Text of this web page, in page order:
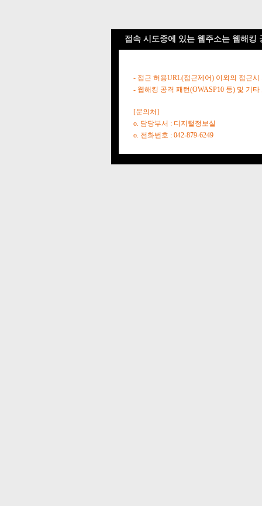
접속 시도중에 있는 웹주소는 웹해킹
- 접근 허용URL(접근제어) 이외의 접근시
- 웹해킹 공격 패턴(OWASP10 등) 및 기
[문의처]
o. 담당부서 : 디지털정보실
o. 전화번호 : 042-879-6249